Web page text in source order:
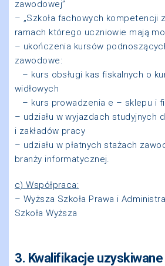
zawodowej”
– „Szkoła fachowych kompetencji
ramach którego uczniowie mają
– ukończenia kursów
zawodowe:
– kurs obsługi kas fiskalnych o
widłowych
– kurs prowadzenia e – sklepu i
– udziału w wyjazdach studyjnych
i zakładów pracy
– udziału w płatnych stażach
branży informatycznej.
c) Współpraca:
– Wyższa Szkoła Prawa i
Szkoła Wyższa
3. Kwalifikacje